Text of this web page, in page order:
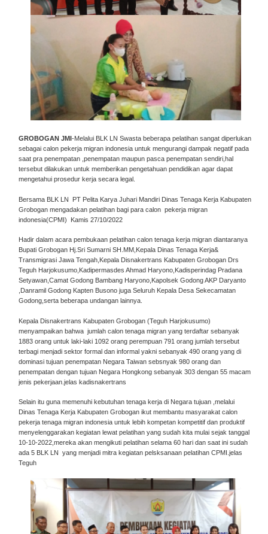
GROBOGAN JMI -Melalui BLK LN Swasta beberapa pelatihan sangat diperlukan
sebagai calon pekerja migran indonesia untuk mengurangi dampak negatif pada
saat pra penempatan ,penempatan maupun pasca penempatan sendiri,hal
tersebut dilakukan untuk memberikan pengetahuan pendidikan agar dapat
mengetahui prosedur kerja secara legal.
Bersama BLK LN PT Pelita Karya Juhari Mandiri Dinas Tenaga Kerja Kabupaten
Grobogan mengadakan pelatihan bagi para calon pekerja migran
indonesia(CPMI) Kamis 27/10/2022
Hadir dalam acara pembukaan pelatihan calon tenaga kerja migran diantaranya
Bupati Grobogan Hj.Sri Sumarni SH.MM,Kepala Dinas Tenaga Kerja&
Transmigrasi Jawa Tengah,Kepala Disnakertrans Kabupaten Grobogan Drs
Teguh Harjokusumo,Kadipermasdes Ahmad Haryono,Kadisperindag Pradana
Setyawan,Camat Godong Bambang Haryono,Kapolsek Godong AKP Daryanto
,Danramil Godong Kapten Busono juga Seluruh Kepala Desa Sekecamatan
Godong,serta beberapa undangan lainnya.
Kepala Disnakertrans Kabupaten Grobogan (Teguh Harjokusumo)
menyampaikan bahwa jumlah calon tenaga migran yang terdaftar sebanyak
1883 orang untuk laki-laki 1092 orang perempuan 791 orang jumlah tersebut
terbagi menjadi sektor formal dan informal yakni sebanyak 490 orang yang di
dominasi tujuan penempatan Negara Taiwan sebsnyak 980 orang dan
penempatan dengan tujuan Negara Hongkong sebanyak 303 dengan 55 macam
jenis pekerjaan.jelas kadisnakertrans
Selain itu guna memenuhi kebutuhan tenaga kerja di Negara tujuan ,melalui
Dinas Tenaga Kerja Kabupaten Grobogan ikut membantu masyarakat calon
pekerja tenaga migran indonesia untuk lebih kompetan kompetitif dan produktif
menyelenggarakan kegiatan lewat pelatihan yang sudah kita mulai sejak tanggal
10-10-2022,mereka akan mengikuti pelatihan selama 60 hari dan saat ini sudah
ada 5 BLK LN yang menjadi mitra kegiatan pelsksanaan pelatihan CPMI.jelas
Teguh